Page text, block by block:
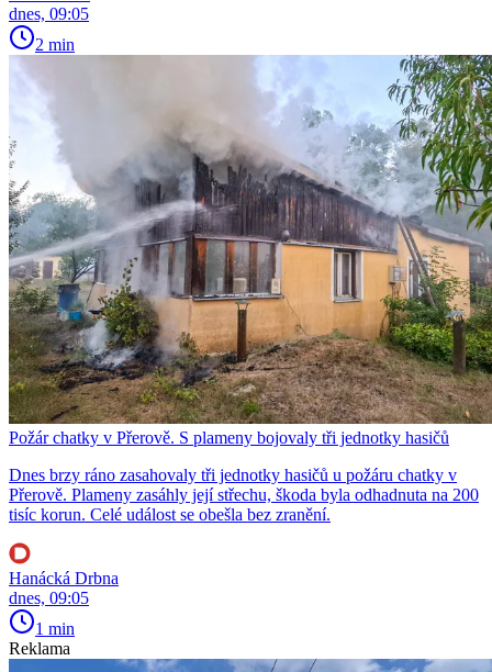
dnes, 09:05
2 min
Požár chatky v Přerově. S plameny bojovaly tři jednotky hasičů
Dnes brzy ráno zasahovaly tři jednotky hasičů u požáru chatky v
Přerově. Plameny zasáhly její střechu, škoda byla odhadnuta na 200
tisíc korun. Celé událost se obešla bez zranění.
Hanácká Drbna
dnes, 09:05
1 min
Reklama